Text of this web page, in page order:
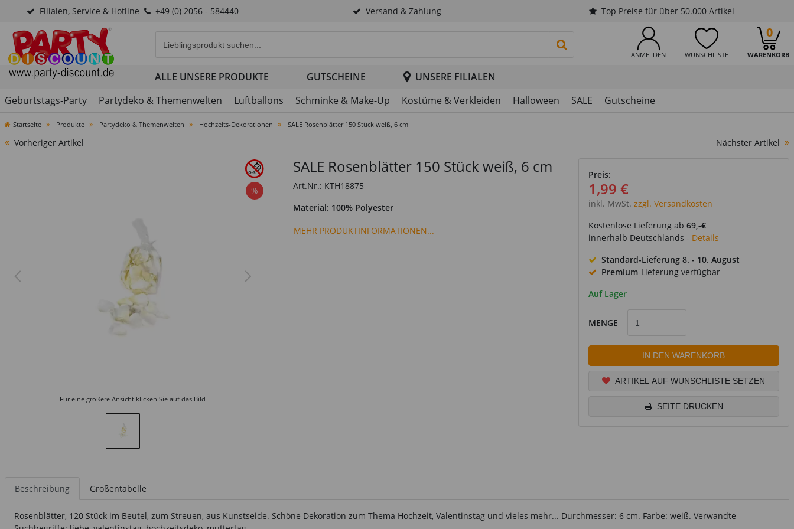
Filialen, Service & Hotline +49 (0) 2056 - 584440 Versand & Zahlung Top Preise für über 50.000 Artikel
ANMELDEN WUNSCHLISTE WARENKORB
0
PRODUKTSUCHE STARTEN
ALLE UNSERE PRODUKTE GUTSCHEINE
UNSERE FILIALEN
Geburtstags-Party
Partydeko & Themenwelten Luftballons Schminke & Make-Up Kostüme & Verkleiden Halloween SALE Gutscheine
Startseite Produkte Partydeko & Themenwelten Hochzeits-Dekorationen SALE Rosenblätter 150 Stück weiß, 6 cm
Vorheriger Artikel Nächster Artikel
%
Für eine größere Ansicht klicken Sie auf das Bild
SALE Rosenblätter 150 Stück weiß, 6 cm
Art.Nr.: KTH18875
Material: 100% Polyester
MEHR PRODUKTINFORMATIONEN...
Preis:
1,99 €
inkl. MwSt. zzgl. Versandkosten
Kostenlose Lieferung ab 69,-€
innerhalb Deutschlands - Details
Standard-Lieferung 8. - 10. August
Premium-Lieferung verfügbar
Auf Lager
MENGE
IN DEN WARENKORB
ARTIKEL AUF WUNSCHLISTE SETZEN
SEITE DRUCKEN
Beschreibung Größentabelle
Rosenblätter, 120 Stück im Beutel, zum Streuen, aus Kunstseide. Schöne Dekoration zum Thema Hochzeit, Valentinstag und vieles mehr... Durchmesser: 6 cm. Farbe: weiß. Verwandte